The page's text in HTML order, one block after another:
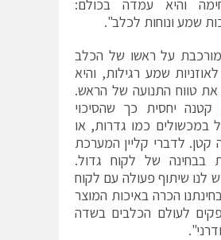
והיא עמדה בכולם:
שמע ונוחות לכלב".
על ראשו של הכלב
שמע רגילות, והיא
טווח התנועה של הראש.
קטנה יחסית כך שהסיכוי
במכשולים כמו גדרות, או
קטן. לדברי קליין המערכת
בבחינה של לקוח גדול.
לנו שיתוף פעולה עם לקוח
הכרה באיכות המוצר
לעולם הכלבים בשדה